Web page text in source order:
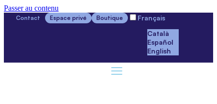
Passer au contenu
Contact Espace privé Boutique
Français
Català
Español
English